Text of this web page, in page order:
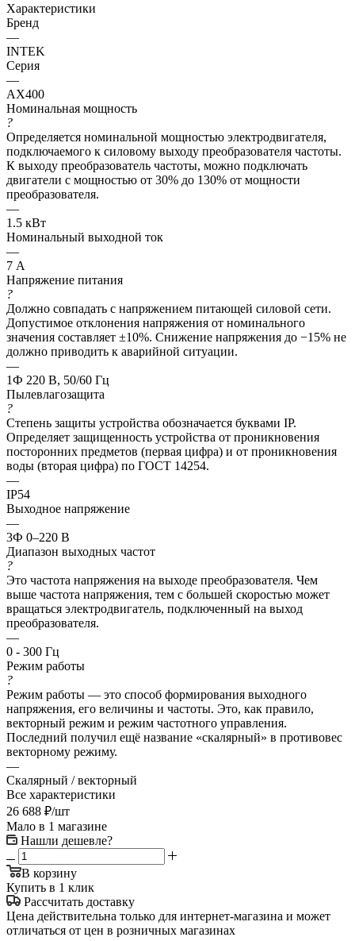
Характеристики
Бренд
—
INTEK
Серия
—
AX400
Номинальная мощность
?
Определяется номинальной мощностью электродвигателя,
подключаемого к силовому выходу преобразователя частоты.
К выходу преобразователь частоты, можно подключать
двигатели с мощностью от 30% до 130% от мощности
преобразователя.
—
1.5 кВт
Номинальный выходной ток
—
7 А
Напряжение питания
?
Должно совпадать с напряжением питающей силовой сети.
Допустимое отклонения напряжения от номинального
значения составляет ±10%. Снижение напряжения до −15% не
должно приводить к аварийной ситуации.
—
1Ф 220 В, 50/60 Гц
Пылевлагозащита
?
Степень защиты устройства обозначается буквами IP.
Определяет защищенность устройства от проникновения
посторонних предметов (первая цифра) и от проникновения
воды (вторая цифра) по ГОСТ 14254.
—
IP54
Выходное напряжение
—
3Ф 0–220 В
Диапазон выходных частот
?
Это частота напряжения на выходе преобразователя. Чем
выше частота напряжения, тем с большей скоростью может
вращаться электродвигатель, подключенный на выход
преобразователя.
—
0 - 300 Гц
Режим работы
?
Режим работы — это способ формирования выходного
напряжения, его величины и частоты. Это, как правило,
векторный режим и режим частотного управления.
Последний получил ещё название «скалярный» в противовес
векторному режиму.
—
Скалярный / векторный
Все характеристики
26 688 ₽/шт
Мало в 1 магазине
Нашли дешевле?
В корзину
Купить в 1 клик
Рассчитать доставку
Цена действительна только для интернет-магазина и может
отличаться от цен в розничных магазинах